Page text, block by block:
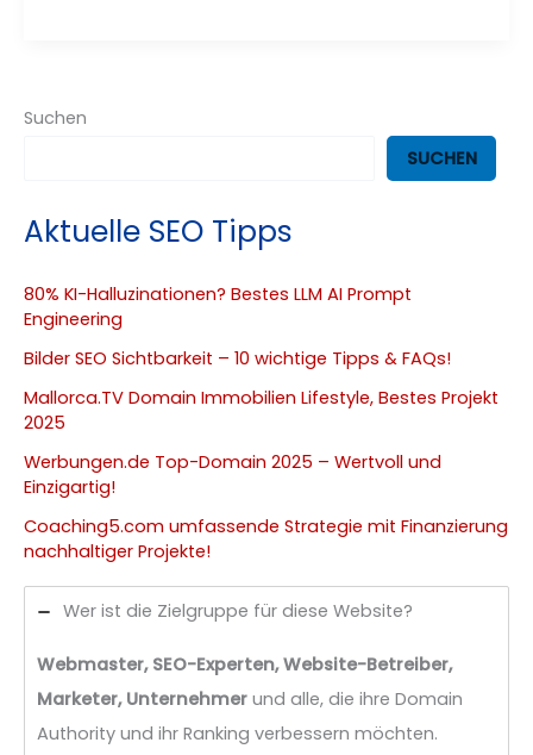
Suchen
SUCHEN
Aktuelle SEO Tipps
80% KI-Halluzinationen? Bestes LLM AI Prompt
Engineering
Bilder SEO Sichtbarkeit – 10 wichtige Tipps & FAQs!
Mallorca.TV Domain Immobilien Lifestyle, Bestes Projekt
2025
Werbungen.de Top-Domain 2025 – Wertvoll und
Einzigartig!
Coaching5.com umfassende Strategie mit Finanzierung
nachhaltiger Projekte!
Wer ist die Zielgruppe für diese Website?
Webmaster, SEO-Experten, Website-Betreiber,
Marketer, Unternehmer und alle, die ihre Domain
Authority und ihr Ranking verbessern möchten.